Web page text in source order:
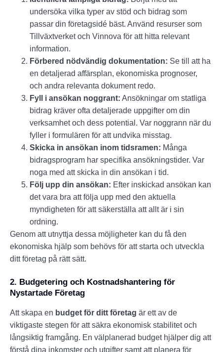
undersöka vilka typer av stöd och bidrag som
passar din företagsidé bäst. Använd resurser som
Tillväxtverket och Vinnova för att hitta relevant
information.
Förbered nödvändig dokumentation: Se till att ha
en detaljerad affärsplan, ekonomiska prognoser,
och andra relevanta dokument redo.
Fyll i ansökan noggrant: Ansökningar om statliga
bidrag kräver ofta detaljerade uppgifter om din
verksamhet och dess potential. Var noggrann när du
fyller i formulären för att undvika misstag.
Skicka in ansökan inom tidsramen: Många
bidragsprogram har specifika ansökningstider. Var
noga med att skicka in din ansökan i tid.
Följ upp din ansökan: Efter inskickad ansökan kan
det vara bra att följa upp med den aktuella
myndigheten för att säkerställa att allt är i sin
ordning.
Genom att utnyttja dessa möjligheter kan du få den
ekonomiska hjälp som behövs för att starta och utveckla
ditt företag på rätt sätt.
2. Budgetering och Kostnadshantering för
Nystartade Företag
Att skapa en budget för ditt företag är ett av de
viktigaste stegen för att säkra ekonomisk stabilitet och
långsiktig framgång. En välplanerad budget hjälper dig att
förstå dina inkomster och utgifter samt att planera för